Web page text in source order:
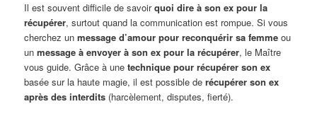
Il est souvent difficile de savoirquoi dire à son ex pour la
récupérer, surtout quand la communication est rompue. Si vous
cherchez unmessage d’amour pour reconquérir sa femme ou
unmessage à envoyer à son ex pour la récupérer, le Maître
vous guide. Grâce à unetechnique pour récupérer son ex
basée sur la haute magie, il est possible derécupérer son ex
après des interdits (harcèlement, disputes, fierté).